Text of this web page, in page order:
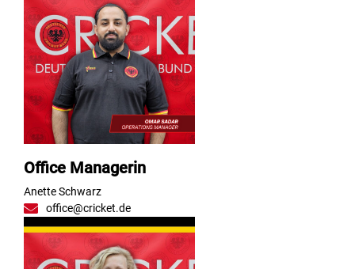
Office Managerin
Anette Schwarz
office@cricket.de